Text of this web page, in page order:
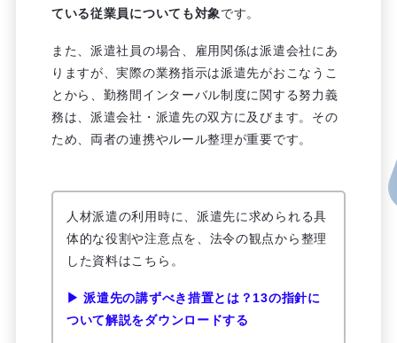
ている従業員についても対象です。
また、派遣社員の場合、雇用関係は派遣会社にあ
りますが、実際の業務指示は派遣先がおこなうこ
とから、勤務間インターバル制度に関する努力義
務は、派遣会社・派遣先の双方に及びます。その
ため、両者の連携やルール整理が重要です。
人材派遣の利用時に、派遣先に求められる具
体的な役割や注意点を、法令の観点から整理
した資料はこちら。
▶ 派遣先の講ずべき措置とは？13の指針に
ついて解説をダウンロードする